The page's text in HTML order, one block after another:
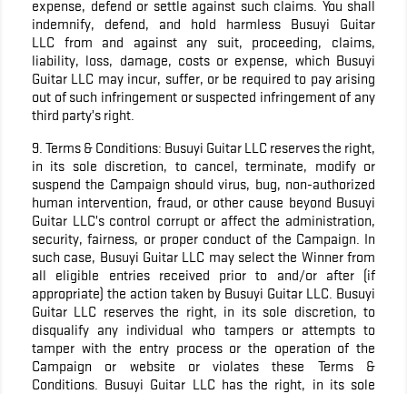
expense, defend or settle against such claims. You shall
indemnify, defend, and hold harmless Busuyi Guitar
LLC from and against any suit, proceeding, claims,
liability, loss, damage, costs or expense, which Busuyi
Guitar LLC may incur, suffer, or be required to pay arising
out of such infringement or suspected infringement of any
third party’s right.
9. Terms & Conditions: Busuyi Guitar LLC reserves the right,
in its sole discretion, to cancel, terminate, modify or
suspend the Campaign should virus, bug, non-authorized
human intervention, fraud, or other cause beyond Busuyi
Guitar LLC’s control corrupt or affect the administration,
security, fairness, or proper conduct of the Campaign. In
such case, Busuyi Guitar LLC may select the Winner from
all eligible entries received prior to and/or after (if
appropriate) the action taken by Busuyi Guitar LLC. Busuyi
Guitar LLC reserves the right, in its sole discretion, to
disqualify any individual who tampers or attempts to
tamper with the entry process or the operation of the
Campaign or website or violates these Terms &
Conditions. Busuyi Guitar LLC has the right, in its sole